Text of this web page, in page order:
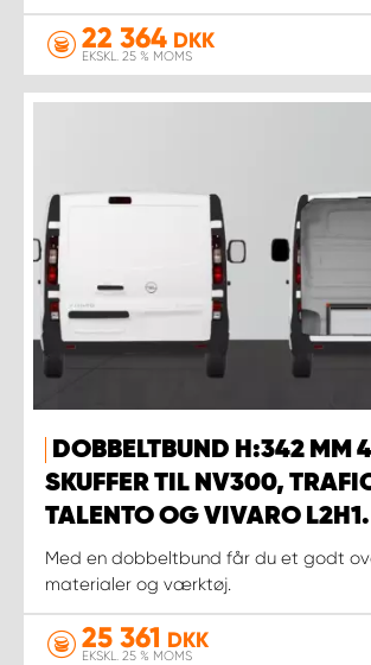
22 364 DKK
EKSKL. 25 % MOMS
DOBBELTBUND H:342 MM
SKUFFER TIL NV300,
TALENTO OG VIVARO L2H1.
Med en dobbeltbund får du et godt
materialer og værktøj.
25 361 DKK
EKSKL. 25 % MOMS